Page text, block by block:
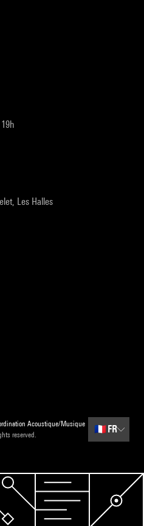
Les Halles
Acoustique/Musique
reserved.
🇫🇷 FR